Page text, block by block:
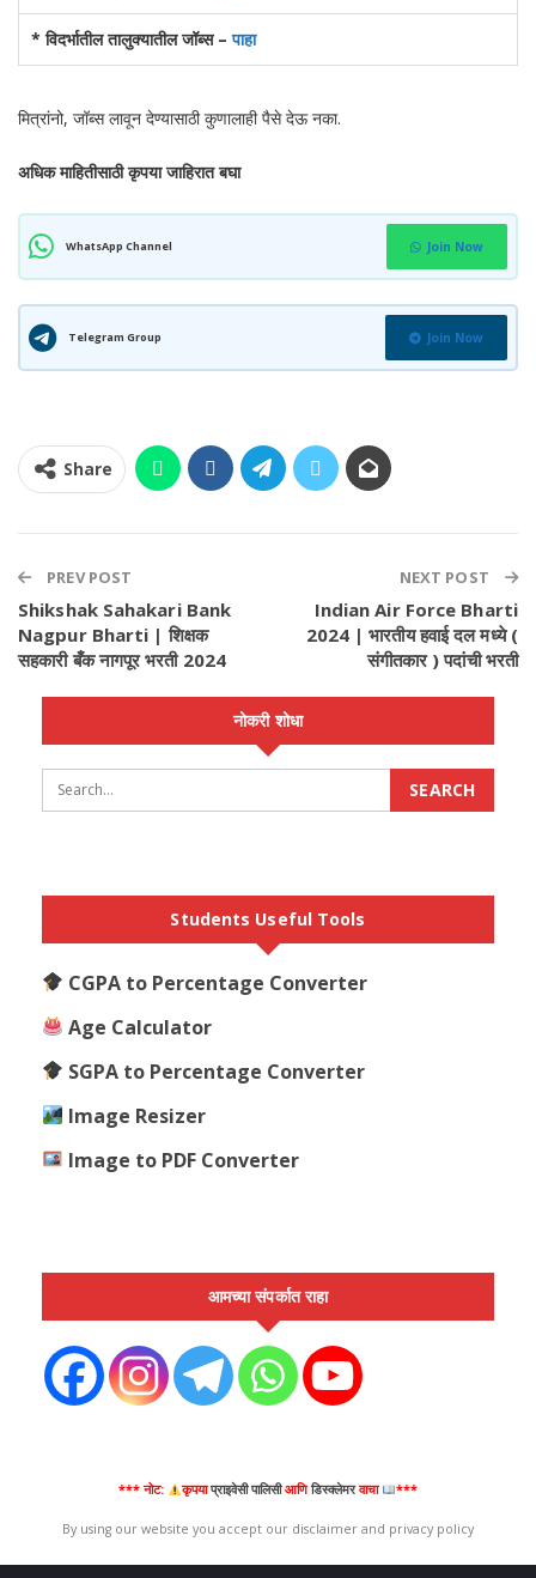
* विदर्भातील तालुक्यातील जॉब्स –पाहा
मित्रांनो, जॉब्स लावून देण्यासाठी कुणालाही पैसे देऊ नका.
अधिक माहितीसाठी कृपया जाहिरात बघा
WhatsApp Channel Join Now
Telegram Group Join Now
Share
PREV POST
Shikshak Sahakari Bank
Nagpur Bharti | शिक्षक
सहकारी बँक नागपूर भरती 2024
NEXT POST
Indian Air Force Bharti
2024 | भारतीय हवाई दल मध्ये (
संगीतकार ) पदांची भरती
नोकरी शोधा
Students Useful Tools
CGPA to Percentage Converter
Age Calculator
SGPA to Percentage Converter
Image Resizer
Image to PDF Converter
आमच्या संपर्कात राहा
*** नोट: कृपयाप्राइवेसी पालिसीआणिडिस्क्लेमर वाचा ***
By using our website you accept our disclaimer and privacy policy